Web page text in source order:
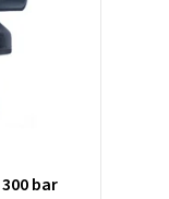
bar